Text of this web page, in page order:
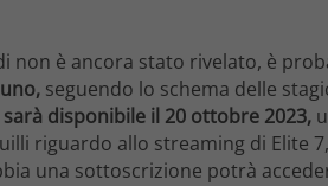
non è ancora stato rivelato, è
seguendo lo schema delle
disponibile il 20 ottobre 2023,
riguardo allo streaming di Elite
una sottoscrizione potrà